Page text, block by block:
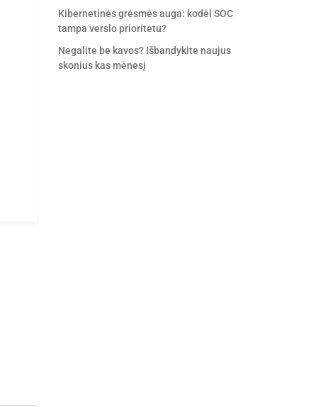
Kibernetinės grėsmės auga: kodėl SOC
tampa verslo prioritetu?
Negalite be kavos? Išbandykite naujus
skonius kas mėnesį